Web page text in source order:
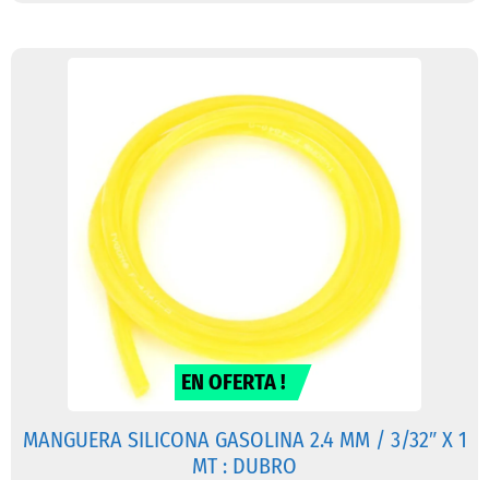
EN OFERTA !
MANGUERA SILICONA GASOLINA 2.4 MM / 3/32″ X 1
MT : DUBRO